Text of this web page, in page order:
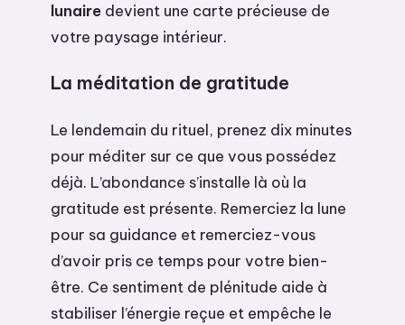
lunaire devient une carte précieuse de
votre paysage intérieur.
La méditation de gratitude
Le lendemain du rituel, prenez dix minutes
pour méditer sur ce que vous possédez
déjà. L’abondance s’installe là où la
gratitude est présente. Remerciez la lune
pour sa guidance et remerciez-vous
d’avoir pris ce temps pour votre bien-
être. Ce sentiment de plénitude aide à
stabiliser l’énergie reçue et empêche le